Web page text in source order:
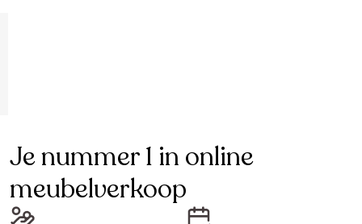
Je nummer 1 in online
meubelverkoop